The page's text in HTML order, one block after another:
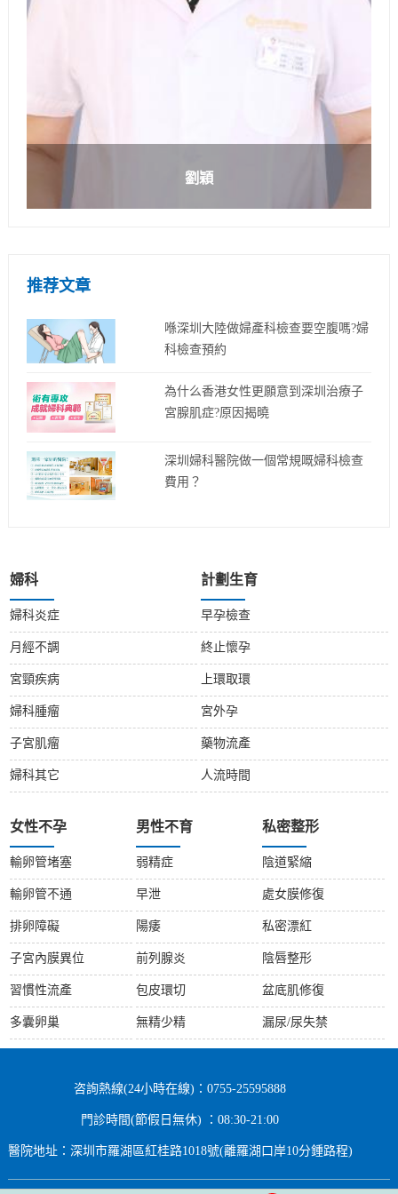
劉穎
推荐文章
喺深圳大陸做婦產科檢查要空腹嗎?婦
科檢查預約
為什么香港女性更願意到深圳治療子
宮腺肌症?原因揭曉
深圳婦科醫院做一個常規嘅婦科檢查
費用？
婦科
婦科炎症
月經不調
宮頸疾病
婦科腫瘤
子宮肌瘤
婦科其它
計劃生育
早孕檢查
終止懷孕
上環取環
宮外孕
藥物流產
人流時間
女性不孕
輸卵管堵塞
輸卵管不通
排卵障礙
子宮內膜異位
習慣性流產
多囊卵巢
男性不育
弱精症
早泄
陽痿
前列腺炎
包皮環切
無精少精
私密整形
陰道緊縮
處女膜修復
私密漂紅
陰唇整形
盆底肌修復
漏尿/尿失禁
咨詢熱線(24小時在線)：0755-25595888
門診時間(節假日無休) ：08:30-21:00
醫院地址：深圳市羅湖區紅桂路1018號(離羅湖口岸10分鍾路程)